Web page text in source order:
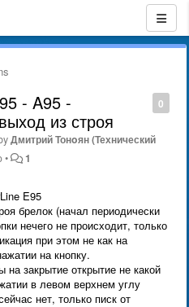
0
- A95 -
из строя
Дмитрий Тонoян (Технический
• 1
E95
брелок (начал периодически
нечего не происходит, только
при этом не как на
на кнопку.
закрытие открытие не какой
в левом верхнем углу
нет, только писк от